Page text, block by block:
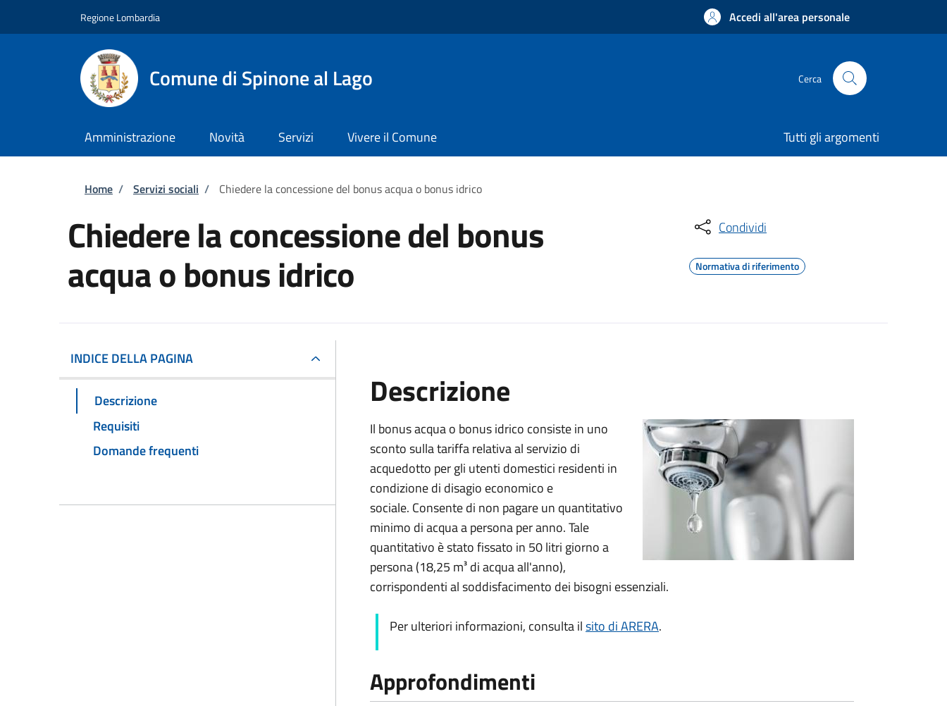
Regione Lombardia Accedi all'area personale
Comune di Spinone al Lago Cerca
Amministrazione Novità Servizi Vivere il Comune Tutti gli argomenti
Briciole di pane
Home / Servizi sociali / Chiedere la concessione del bonus acqua o bonus idrico
Chiedere la concessione del bonus
acqua o bonus idrico
Condividi
Normativa di riferimento
INDICE DELLA PAGINA
Descrizione
Requisiti
Domande frequenti
Descrizione
Il bonus acqua o bonus idrico consiste in uno
sconto sulla tariffa relativa al servizio di
acquedotto per gli utenti domestici residenti in
condizione di disagio economico e
sociale. Consente di non pagare un quantitativo
minimo di acqua a persona per anno. Tale
quantitativo è stato fissato in 50 litri giorno a
persona (18,25 m³ di acqua all'anno),
corrispondenti al soddisfacimento dei bisogni essenziali.
Per ulteriori informazioni, consulta ilsito di ARERA.
Approfondimenti